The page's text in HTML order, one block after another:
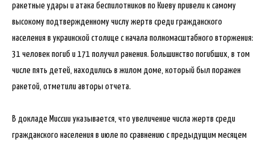
ракетные удары и атака беспилотников по Киеву привели к самому
высокому подтвержденному числу жертв среди гражданского
населения в украинской столице с начала полномасштабного вторжения:
31 человек погиб и 171 получил ранения. Большинство погибших, в том
числе пять детей, находились в жилом доме, который был поражен
ракетой, отметили авторы отчета.
В докладе Миссии указывается, что увеличение числа жертв среди
гражданского населения в июле по сравнению с предыдущим месяцем